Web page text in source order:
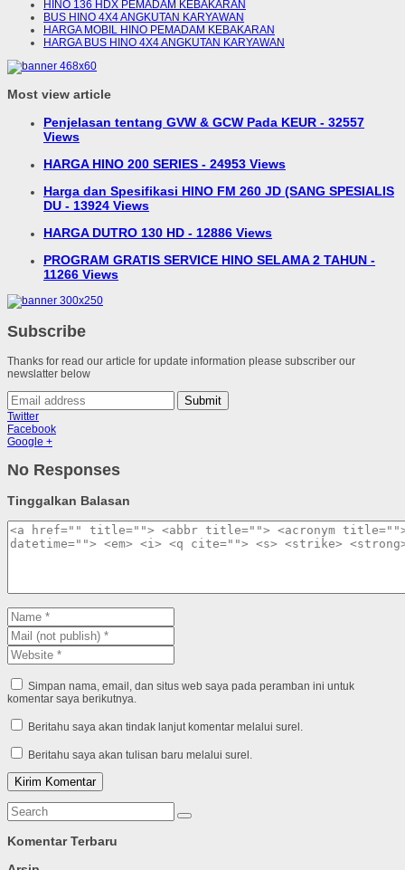
HINO 136 HDX PEMADAM KEBAKARAN
BUS HINO 4X4 ANGKUTAN KARYAWAN
HARGA MOBIL HINO PEMADAM KEBAKARAN
HARGA BUS HINO 4X4 ANGKUTAN KARYAWAN
Most view article
Penjelasan tentang GVW & GCW Pada KEUR - 32557
Views
HARGA HINO 200 SERIES - 24953 Views
Harga dan Spesifikasi HINO FM 260 JD (SANG SPESIALIS
DU - 13924 Views
HARGA DUTRO 130 HD - 12886 Views
PROGRAM GRATIS SERVICE HINO SELAMA 2 TAHUN -
11266 Views
Subscribe
Thanks for read our article for update information please subscriber our
newslatter below
Submit
Twitter
Facebook
Google +
No Responses
Tinggalkan Balasan
Simpan nama, email, dan situs web saya pada peramban ini untuk
komentar saya berikutnya.
Beritahu saya akan tindak lanjut komentar melalui surel.
Beritahu saya akan tulisan baru melalui surel.
Komentar Terbaru